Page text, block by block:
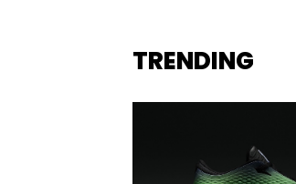
TRENDING